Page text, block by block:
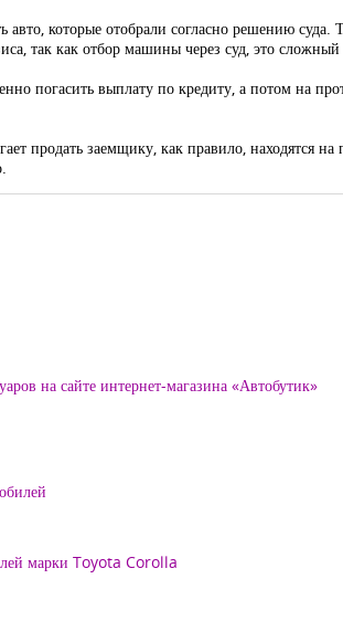
авто, которые отобрали согласно решению
так как отбор машины через суд, это
погасить выплату по кредиту, а потом на
продать заемщику, как правило, находятся
на сайте интернет-магазина «Автобутик»
марки Toyota Corolla